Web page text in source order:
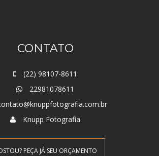
CONTATO
(22) 98107-8611
22981078611
Knupp Fotografia
PEÇA JÁ SEU ORÇAMENTO